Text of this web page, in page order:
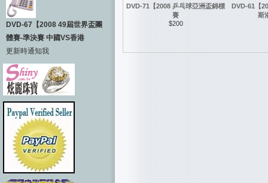
DVD-67【2008 49屆世界盃團
體賽-準決賽 中國VS香港
更新時通知我
DVD-71【2008 乒乓球亞洲盃錦標
賽
$200
DVD-61【
斯